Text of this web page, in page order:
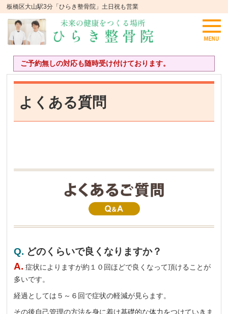
板橋区大山駅3分「ひらき整骨院」土日祝も営業
ご予約無しの対応も随時受け付けております。
よくある質問
Q. どのくらいで良くなりますか？
A. 症状によりますが約１０回ほどで良くなって頂けることが
多いです。
経過としては５～６回で症状の軽減が見らます。
その後自己管理の方法を身に着け基礎的な体力をつけていきま